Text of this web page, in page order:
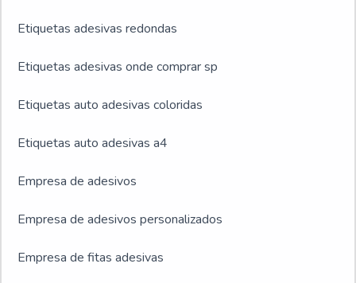
Etiquetas adesivas redondas
Etiquetas adesivas onde comprar sp
Etiquetas auto adesivas coloridas
Etiquetas auto adesivas a4
Empresa de adesivos
Empresa de adesivos personalizados
Empresa de fitas adesivas